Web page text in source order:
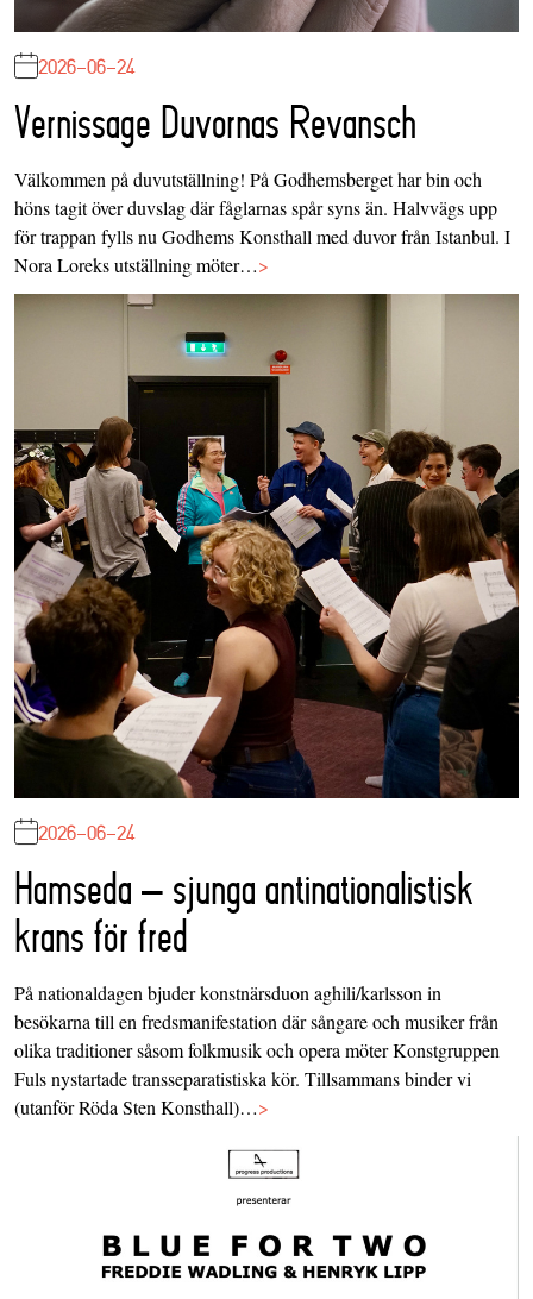
2026-06-24
Vernissage Duvornas Revansch
Välkommen på duvutställning! På Godhemsberget har bin och
höns tagit över duvslag där fåglarnas spår syns än. Halvvägs upp
för trappan fylls nu Godhems Konsthall med duvor från Istanbul. I
Nora Loreks utställning möter…>
2026-06-24
Hamseda – sjunga antinationalistisk
krans för fred
På nationaldagen bjuder konstnärsduon aghili/karlsson in
besökarna till en fredsmanifestation där sångare och musiker från
olika traditioner såsom folkmusik och opera möter Konstgruppen
Fuls nystartade transseparatistiska kör. Tillsammans binder vi
(utanför Röda Sten Konsthall)…>